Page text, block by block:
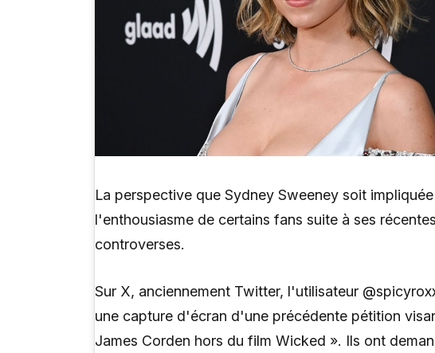
La perspective que Sydney Sweeney soit
l'enthousiasme de certains fans suite à ses récentes
controverses.
Sur X, anciennement Twitter, l'utilisateur
une capture d'écran d'une précédente pétition
James Corden hors du film Wicked ». Ils ont